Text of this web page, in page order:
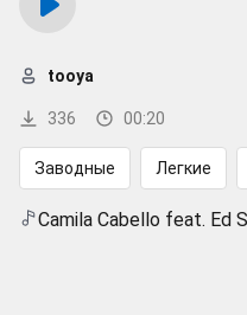
336 00:20
tooya
Заводные Легкие
Camila Cabello feat. Ed